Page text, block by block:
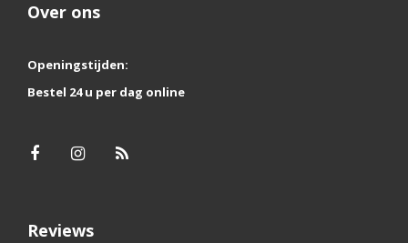
Over ons
Openingstijden:
Bestel 24 u per dag online
Reviews